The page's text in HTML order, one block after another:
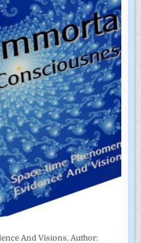
And Visions. Author: